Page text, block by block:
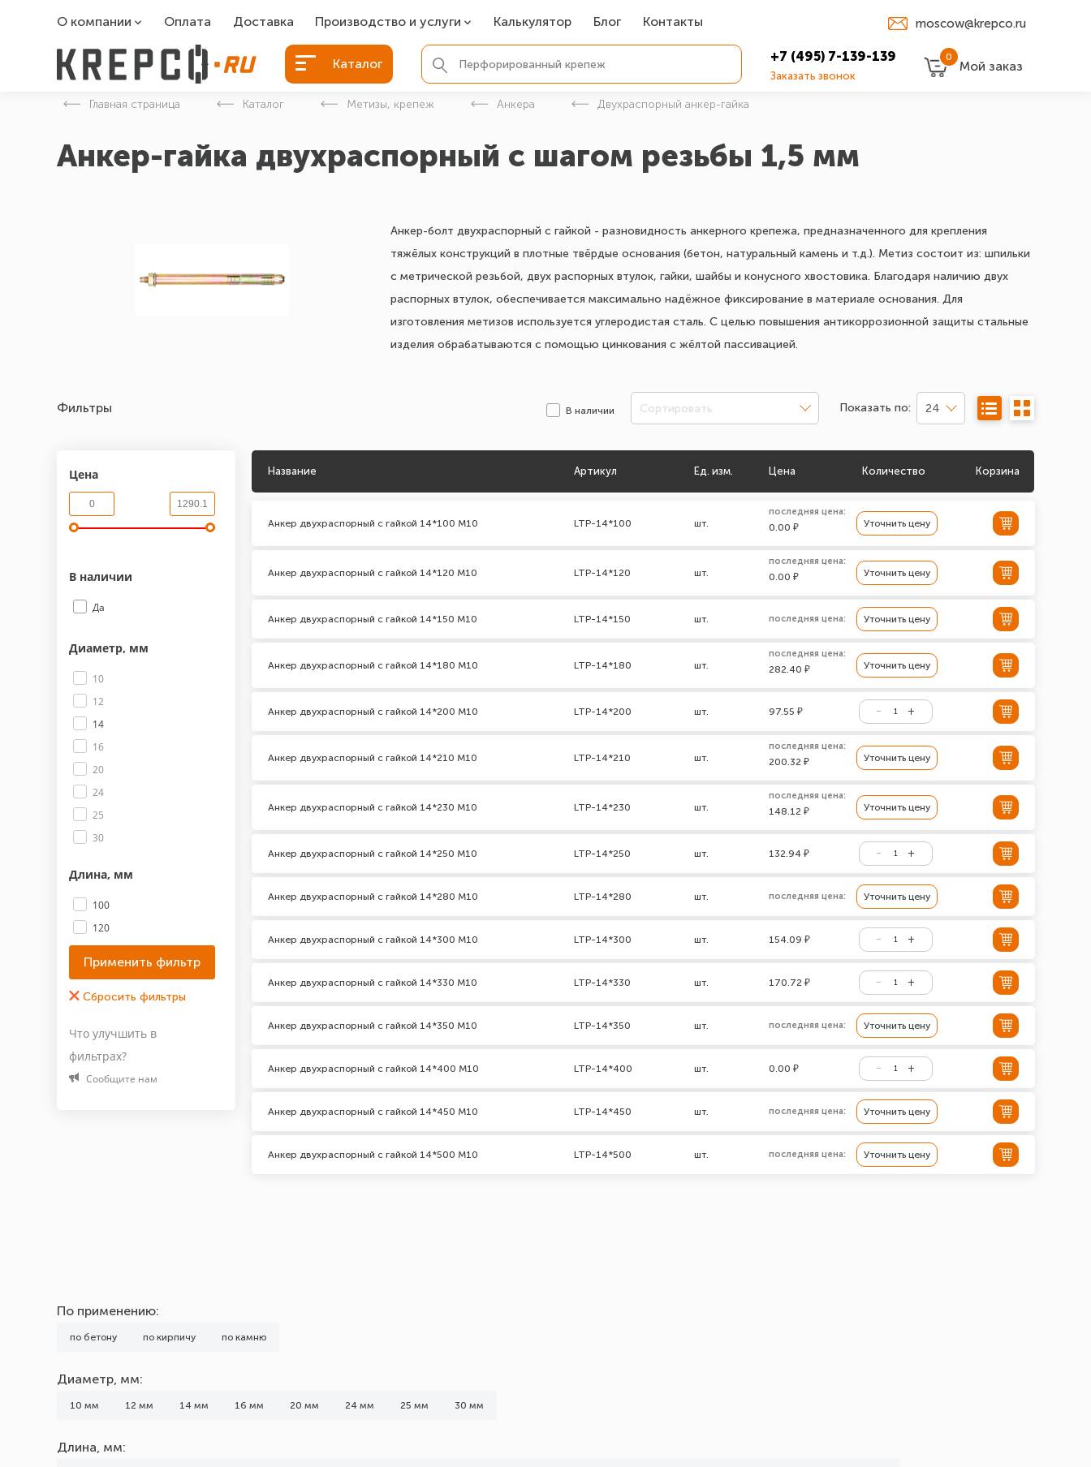
О компании
О компании
Оплата Доставка Производство и услуги
Болты БСР
Болты для фундамента
Закладные детали
Калькулятор Блог Контакты moscow@krepco.ru
Каталог +7 (495) 7-139-139
Заказать звонок
0
Мой заказ
Главная страница Каталог Метизы, крепеж Анкера Двухраспорный анкер-гайка
Анкер-гайка двухраспорный с шагом резьбы 1,5 мм
Анкер-болт двухраспорный с гайкой - разновидность анкерного крепежа, предназначенного для крепления
тяжёлых конструкций в плотные твёрдые основания (бетон, натуральный камень и т.д.). Метиз состоит из: шпильки
с метрической резьбой, двух распорных втулок, гайки, шайбы и конусного хвостовика. Благодаря наличию двух
распорных втулок, обеспечивается максимально надёжное фиксирование в материале основания. Для
изготовления метизов используется углеродистая сталь. С целью повышения антикоррозионной защиты стальные
изделия обрабатываются с помощью цинкования с жёлтой пассивацией.
Фильтры В наличии Сортировать Показать по: 24
Цена
В наличии
Да
Диаметр, мм
10
12
14
16
20
24
25
30
Длина, мм
100
120
150
160
200
210
Показать все 19
1,25
Что улучшить в
фильтрах?
Сообщите нам
Название Артикул Ед. изм. Цена Количество Корзина
Анкер двухраспорный с гайкой 14*100 М10 LTP-14*100 шт.
последняя цена:
0.00 ₽ Уточнить цену
Анкер двухраспорный с гайкой 14*120 М10 LTP-14*120 шт.
последняя цена:
0.00 ₽ Уточнить цену
Анкер двухраспорный с гайкой 14*150 М10 LTP-14*150 шт. последняя цена: Уточнить цену
Анкер двухраспорный с гайкой 14*180 М10 LTP-14*180 шт.
последняя цена:
282.40 ₽ Уточнить цену
Анкер двухраспорный с гайкой 14*200 М10 LTP-14*200 шт. 97.55 ₽
Анкер двухраспорный с гайкой 14*210 М10 LTP-14*210 шт.
последняя цена:
200.32 ₽ Уточнить цену
Анкер двухраспорный с гайкой 14*230 М10 LTP-14*230 шт.
последняя цена:
148.12 ₽ Уточнить цену
Анкер двухраспорный с гайкой 14*250 М10 LTP-14*250 шт. 132.94 ₽
Анкер двухраспорный с гайкой 14*280 М10 LTP-14*280 шт. последняя цена: Уточнить цену
Анкер двухраспорный с гайкой 14*300 М10 LTP-14*300 шт. 154.09 ₽
Анкер двухраспорный с гайкой 14*330 М10 LTP-14*330 шт. 170.72 ₽
Анкер двухраспорный с гайкой 14*350 М10 LTP-14*350 шт. последняя цена: Уточнить цену
Анкер двухраспорный с гайкой 14*400 М10 LTP-14*400 шт. 0.00 ₽
Анкер двухраспорный с гайкой 14*450 М10 LTP-14*450 шт. последняя цена: Уточнить цену
Анкер двухраспорный с гайкой 14*500 М10 LTP-14*500 шт. последняя цена: Уточнить цену
По применению:
по бетону по кирпичу по камню
Диаметр, мм:
10 мм 12 мм 14 мм 16 мм 20 мм 24 мм 25 мм 30 мм
Длина, мм: